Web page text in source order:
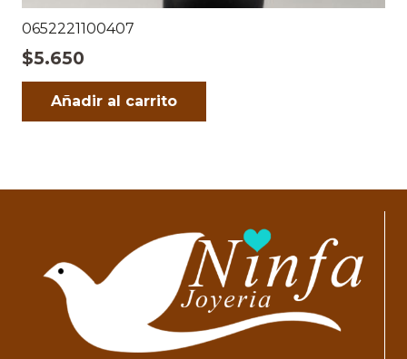
0652221100407
$5.650
Añadir al carrito